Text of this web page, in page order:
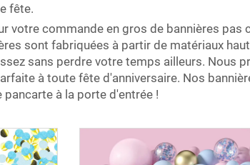
fête.
votre commande en gros de bannières pas
sont fabriquées à partir de matériaux
sans perdre votre temps ailleurs. Nous
à toute fête d'anniversaire. Nos
à la porte d'entrée !